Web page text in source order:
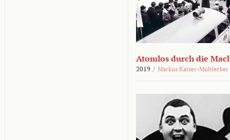
Atomlos durch die
2019 / Markus Kaiser-Mühlecker